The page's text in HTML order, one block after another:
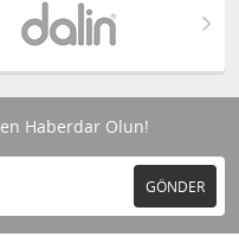
Haberdar Olun!
GÖNDER